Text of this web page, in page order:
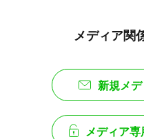
メディア関
新規メ
メディア